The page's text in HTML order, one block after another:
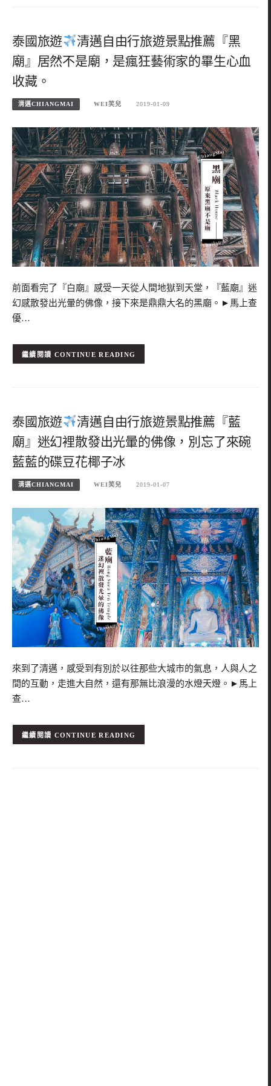
泰國旅遊
清邁自由行旅遊景點推薦『黑
廟』居然不是廟，是瘋狂藝術家的畢生心血
收藏。
清邁CHIANGMAI WEI笑兒 2019-01-09
前面看完了『白廟』感受一天從人間地獄到天堂，『藍廟』迷
幻感散發出光暈的佛像，接下來是鼎鼎大名的黑廟。►馬上查
優…
CONTINUE READING
泰國旅遊
清邁自由行旅遊景點推薦『藍
廟』迷幻裡散發出光暈的佛像，別忘了來碗
藍藍的碟豆花椰子冰
清邁CHIANGMAI WEI笑兒 2019-01-07
來到了清邁，感受到有別於以往那些大城市的氣息，人與人之
間的互動，走進大自然，還有那無比浪漫的水燈天燈。►馬上
查…
CONTINUE READING